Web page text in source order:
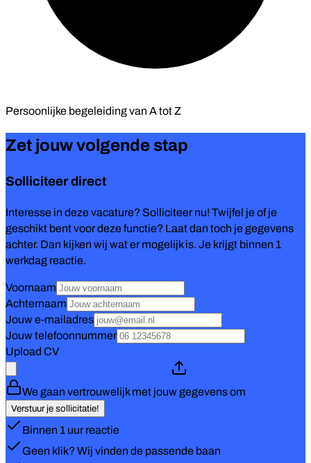
Persoonlijke begeleiding vanA tot Z
Zet jouw volgende stap
Solliciteer direct
Interesse in deze vacature? Solliciteer nu! Twijfel je of je
geschikt bent voor deze functie? Laat dan toch je gegevens
achter. Dan kijken wij wat er mogelijk is. Je krijgt binnen 1
werkdag reactie.
Voornaam
Achternaam
Jouw e-mailadres
Jouw telefoonnummer
Upload CV
We gaan vertrouwelijk met jouw gegevens om
Verstuur je sollicitatie!
Binnen 1 uur reactie
Geen klik? Wij vinden de passende baan